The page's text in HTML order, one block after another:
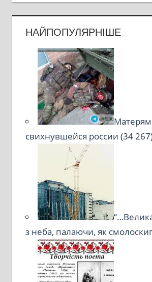
НАЙПОПУЛЯРНІШЕ
Матерям
свихнувшейся россии (34
з неба, палаючи, як